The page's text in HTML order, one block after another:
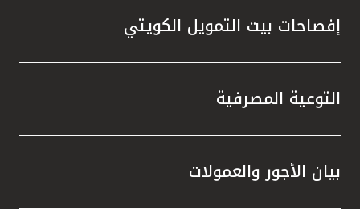
إفصاحات بيت التمويل الكويتي
التوعية المصرفية
بيان الأجور والعمولات